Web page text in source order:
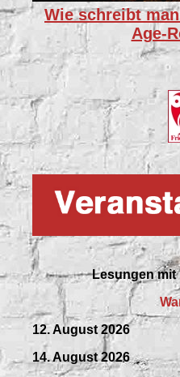
Wie schreibt
Age-
Lesungen mit
12. August 2026
14. August 2026